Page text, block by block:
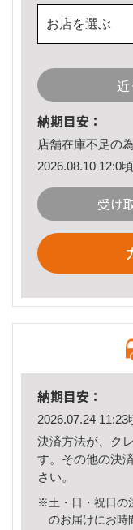
お店を選ぶ
近
納期目安：
店舗在庫不足の
2026.08.10 12:0
受け
納期目安：
2026.07.24 11:23
決済方法が、ク
す。その他の決
さい。
※土・日・祝日の
のお届けにお時